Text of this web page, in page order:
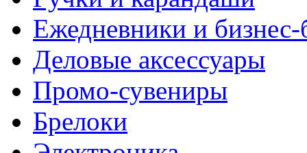
Ежедневники и
Деловые аксессуары
Промо-сувениры
Брелоки